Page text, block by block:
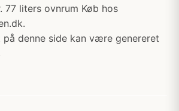
77 liters ovnrum Køb hos
på denne side kan være genereret